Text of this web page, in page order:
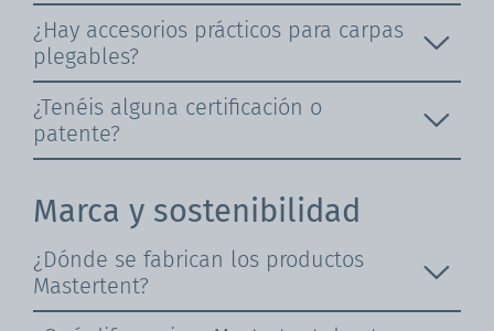
¿Hay accesorios prácticos para carpas
plegables?
¿Tenéis alguna certificación o
patente?
Marca y sostenibilidad
¿Dónde se fabrican los productos
Mastertent?